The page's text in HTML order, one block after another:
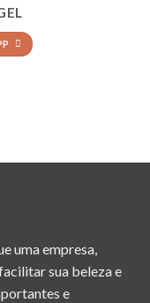
uma empresa,
sua beleza e
e